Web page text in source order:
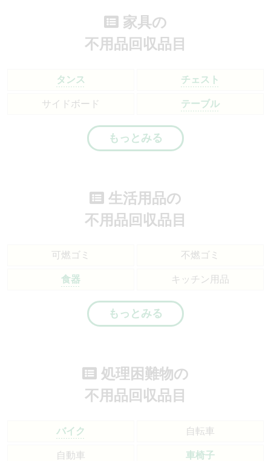
家具の
不用品回収品目
タンス チェスト
サイドボード テーブル
もっとみる
生活用品の
不用品回収品目
可燃ゴミ 不燃ゴミ
食器 キッチン用品
もっとみる
処理困難物の
不用品回収品目
バイク 自転車
自動車 車椅子